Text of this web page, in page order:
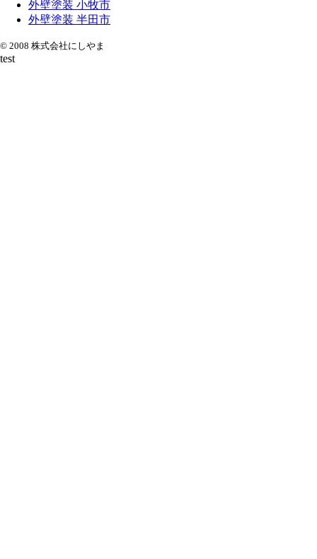
外壁塗装 小牧市
外壁塗装 半田市
© 2008 株式会社にしやま
test